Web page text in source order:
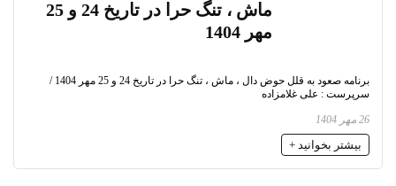
ماش ، تنگ حرا در تاریخ 24 و 25
مهر 1404
برنامه صعود به قلل حوض دال ، ماش ، تنگ حرا در تاریخ 24 و 25 مهر 1404 /
سرپرست : علی غلامزاده
26 مهر 1404
بیشتر بخوانید +